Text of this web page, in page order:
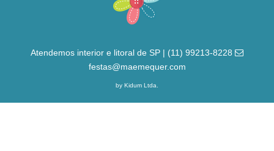
Atendemos interior e litoral de SP | (11) 99213-8228
festas@maemequer.com
by Kidum Ltda.